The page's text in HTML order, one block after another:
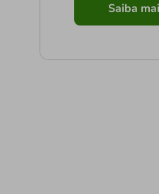
Saiba